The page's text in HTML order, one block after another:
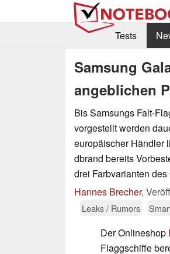
Tests
Samsung
angeblichen
Bis Samsungs Falt-
vorgestellt werden
europäischer Händler
dbrand bereits
drei Farbvarianten
Hannes Brecher,
Leaks / Rumors
Der Onlineshop
Flaggschiffe